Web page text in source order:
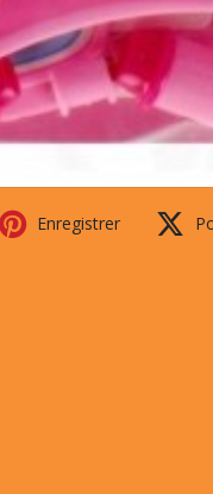
Enregistrer